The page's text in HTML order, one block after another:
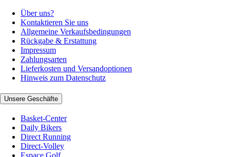
Über uns?
Kontaktieren Sie uns
Allgemeine Verkaufsbedingungen
Rückgabe & Erstattung
Impressum
Zahlungsarten
Lieferkosten und Versandoptionen
Hinweis zum Datenschutz
Unsere Geschäfte
Basket-Center
Daily Bikers
Direct Running
Direct-Volley
Espace Golf